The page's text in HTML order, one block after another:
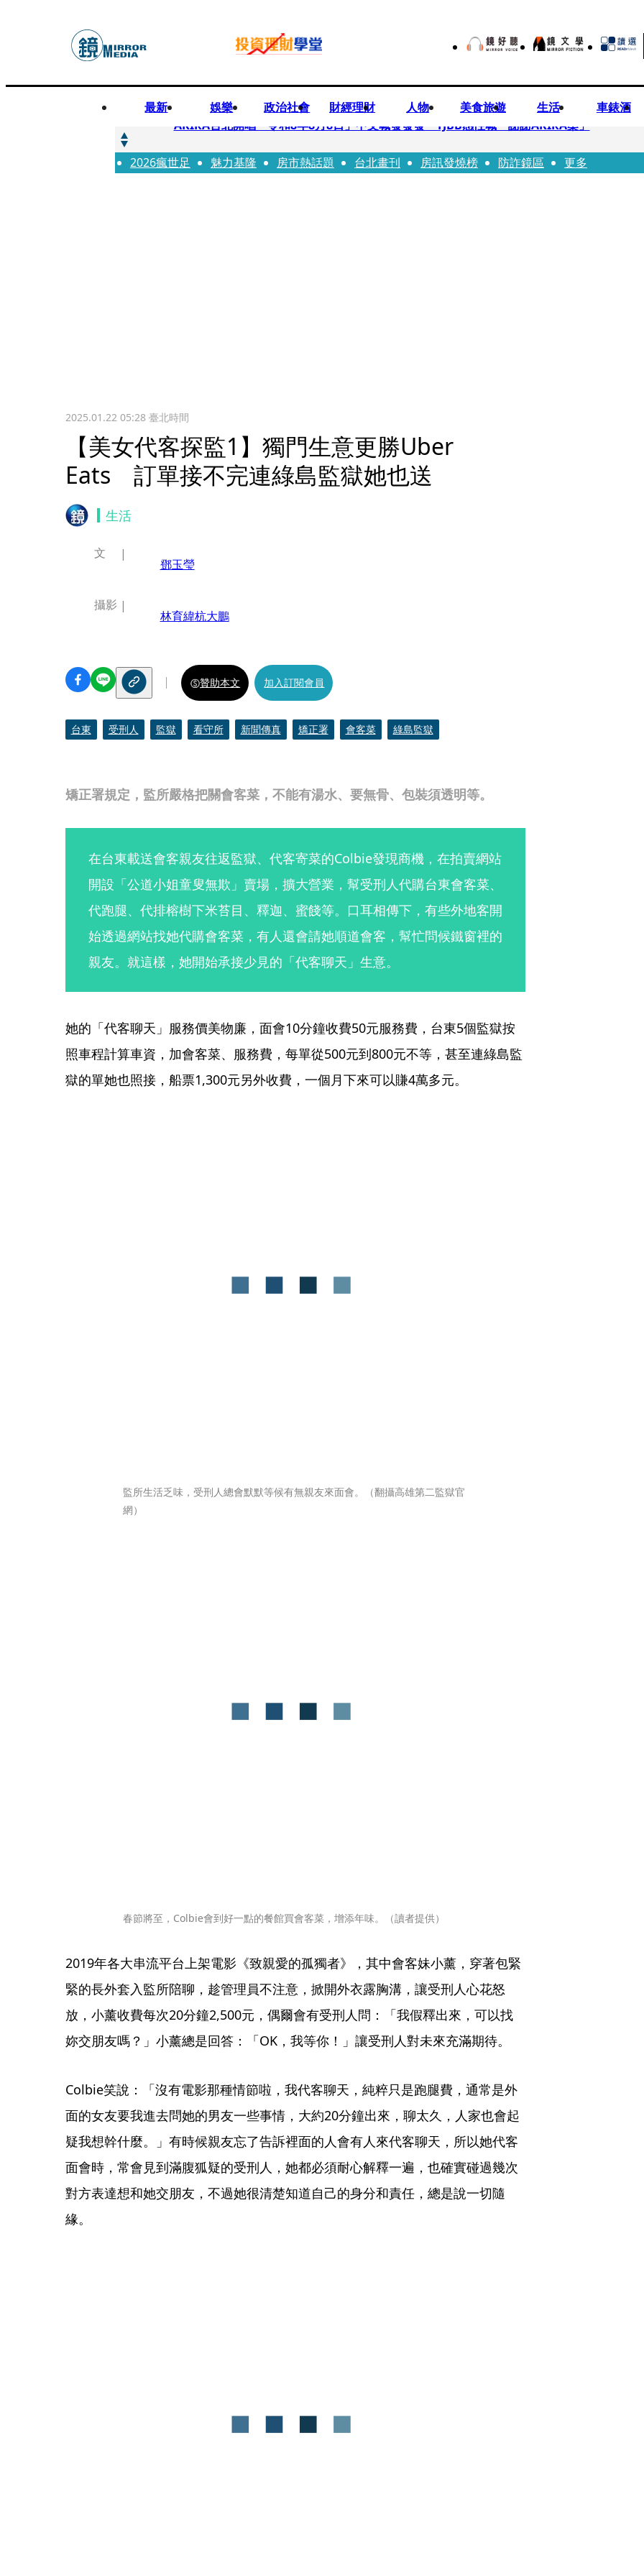
最新 娛樂 政治社會 財經理財 人物 美食旅遊 生活 車錶酒
快訊
AKIRA台北開唱「令和8年8月8日」中文喊發發發 TJBB感性喊「謝謝AKIRA桑」
快訊
台灣新冠期間沒疫苗可打？ 律師列3款嗆：陳時中唯一擋的叫科興
2026瘋世足 魅力基隆 房市熱話題 台北畫刊 房訊發燒榜 防詐鏡區 更多
2025.01.22 05:28臺北時間
【美女代客探監1】獨門生意更勝Uber
Eats 訂單接不完連綠島監獄她也送
生活
矯正署規定，監所嚴格把關會客菜，不能有湯水、要無骨、包裝須透明等。
文
鄧玉瑩
攝影
林育緯杭大鵬
贊助本文 加入訂閱會員
台東 受刑人 監獄 看守所 新聞傳真 矯正署 會客菜 綠島監獄
在台東載送會客親友往返監獄、代客寄菜的Colbie發現商機，在拍賣網站
開設「公道小姐童叟無欺」賣場，擴大營業，幫受刑人代購台東會客菜、
代跑腿、代排榕樹下米苔目、釋迦、蜜餞等。口耳相傳下，有些外地客開
始透過網站找她代購會客菜，有人還會請她順道會客，幫忙問候鐵窗裡的
親友。就這樣，她開始承接少見的「代客聊天」生意。
她的「代客聊天」服務價美物廉，面會10分鐘收費50元服務費，台東5個監獄按
照車程計算車資，加會客菜、服務費，每單從500元到800元不等，甚至連綠島監
獄的單她也照接，船票1,300元另外收費，一個月下來可以賺4萬多元。
監所生活乏味，受刑人總會默默等候有無親友來面會。（翻攝高雄第二監獄官
網）
春節將至，Colbie會到好一點的餐館買會客菜，增添年味。（讀者提供）
2019年各大串流平台上架電影《致親愛的孤獨者》，其中會客妹小薰，穿著包緊
緊的長外套入監所陪聊，趁管理員不注意，掀開外衣露胸溝，讓受刑人心花怒
放，小薰收費每次20分鐘2,500元，偶爾會有受刑人問：「我假釋出來，可以找
妳交朋友嗎？」小薰總是回答：「OK，我等你！」讓受刑人對未來充滿期待。
Colbie笑說：「沒有電影那種情節啦，我代客聊天，純粹只是跑腿費，通常是外
面的女友要我進去問她的男友一些事情，大約20分鐘出來，聊太久，人家也會起
疑我想幹什麼。」有時候親友忘了告訴裡面的人會有人來代客聊天，所以她代客
面會時，常會見到滿腹狐疑的受刑人，她都必須耐心解釋一遍，也確實碰過幾次
對方表達想和她交朋友，不過她很清楚知道自己的身分和責任，總是說一切隨
緣。